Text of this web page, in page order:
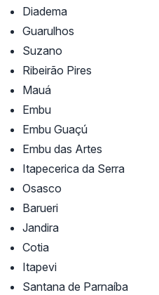
Diadema
Guarulhos
Suzano
Ribeirão Pires
Mauá
Embu
Embu Guaçú
Embu das Artes
Itapecerica da Serra
Osasco
Barueri
Jandira
Cotia
Itapevi
Santana de Parnaíba